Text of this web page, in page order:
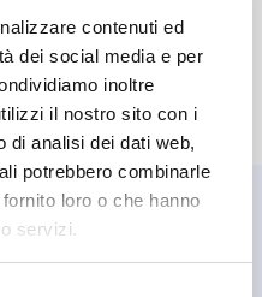
contenuti ed
dei social media e per
inoltre
il nostro sito con i
di analisi dei dati web,
potrebbero combinarle
loro o che hanno
servizi.